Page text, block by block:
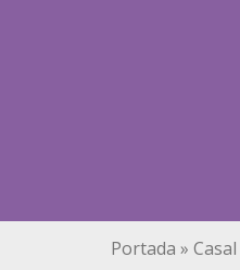
Portada » Casal